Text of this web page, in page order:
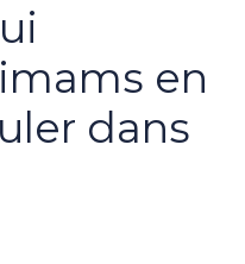
en
dans